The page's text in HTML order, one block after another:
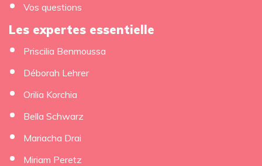
Vos questions
Les expertes essentielle
Priscilia Benmoussa
Déborah Lehrer
Orilia Korchia
Bella Schwarz
Mariacha Drai
Miriam Peretz